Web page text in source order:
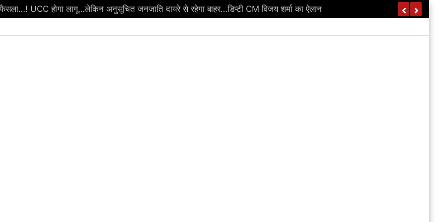
UCC होगा लागू…लेकिन अनुसूचित जनजाति दायरे से रहेगा बाहर…डिप्टी CM विजय शर्मा का ऐलान